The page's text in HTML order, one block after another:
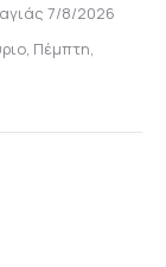
7/8/2026
Πέμπτη,